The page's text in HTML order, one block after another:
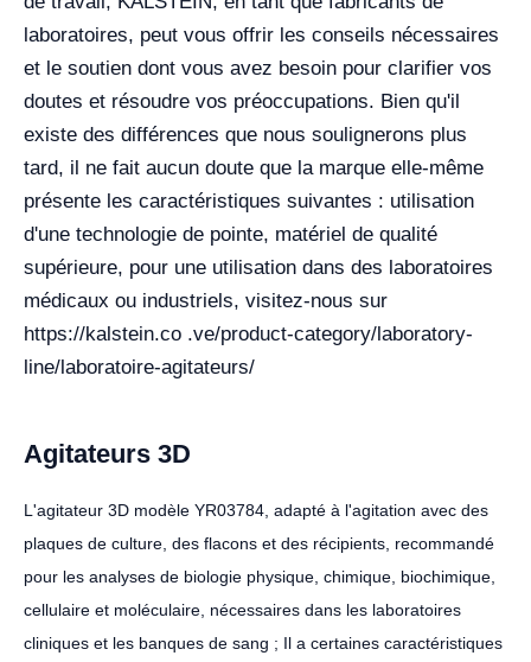
laboratoires, peut vous offrir les conseils nécessaires
et le soutien dont vous avez besoin pour clarifier vos
doutes et résoudre vos préoccupations. Bien qu'il
existe des différences que nous soulignerons plus
tard, il ne fait aucun doute que la marque elle-même
présente les caractéristiques suivantes : utilisation
d'une technologie de pointe, matériel de qualité
supérieure, pour une utilisation dans des laboratoires
médicaux ou industriels, visitez-nous sur
https://kalstein.co .ve/product-category/laboratory-
line/laboratoire-agitateurs/
Agitateurs 3D
L'agitateur 3D modèle YR03784, adapté à l'agitation avec des
plaques de culture, des flacons et des récipients, recommandé
pour les analyses de biologie physique, chimique, biochimique,
cellulaire et moléculaire, nécessaires dans les laboratoires
cliniques et les banques de sang ; Il a certaines caractéristiques